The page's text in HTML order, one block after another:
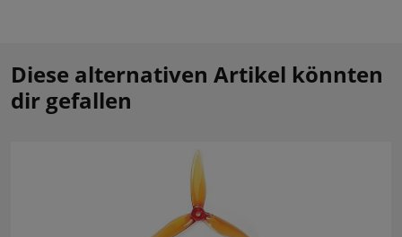
Diese alternativen Artikel könnten
dir gefallen